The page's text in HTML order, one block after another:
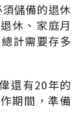
儲備的退休
休、家庭月
計需要存多
還有20年的
期間，準備